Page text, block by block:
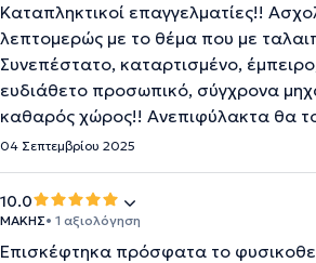
Καταπληκτικοί επαγγελματίες!!
λεπτομερώς με το θέμα που με
Συνεπέστατο, καταρτισμένο,
ευδιάθετο προσωπικό, σύγχρονα
καθαρός χώρος!! Ανεπιφύλακτα θα
04 Σεπτεμβρίου 2025
10.0
ΜΑΚΗΣ• 1 αξιολόγηση
Επισκέφτηκα πρόσφατα το